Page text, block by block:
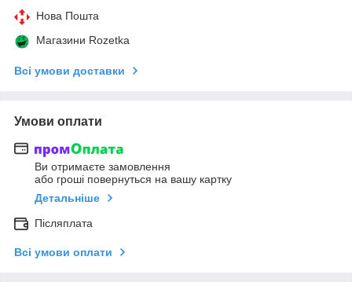
Нова Пошта
Магазини Rozetka
Всі умови доставки
Умови оплати
Ви отримаєте замовлення
або гроші повернуться на вашу картку
Детальніше
Післяплата
Всі умови оплати